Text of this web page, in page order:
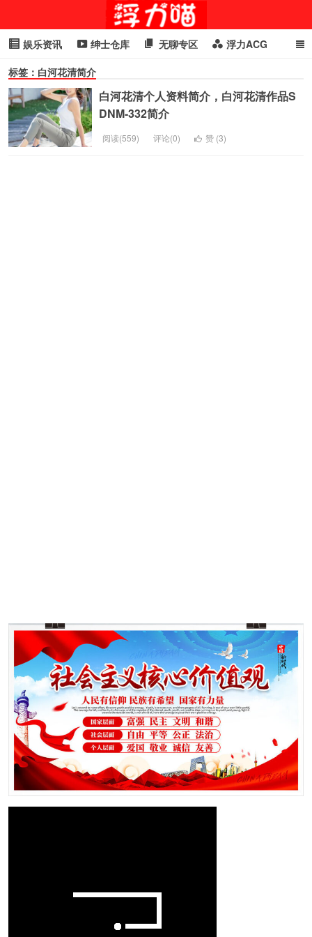
喵星闻
娱乐资讯 绅士仓库 无聊专区 浮力ACG
浮力GIF 明星头条
cosplay
标签：白河花清简介
白河花清个人资料简介，白河花清作品S
DNM-332简介
阅读(559) 评论(0) 赞 (3)